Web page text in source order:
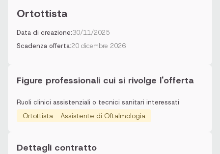
Ortottista
Data di creazione:30/11/2025
Scadenza offerta:20 dicembre 2026
Figure professionali cui si rivolge l'offerta
Ruoli clinici assistenziali o tecnici sanitari interessati
Ortottista - Assistente di Oftalmologia
Dettagli contratto